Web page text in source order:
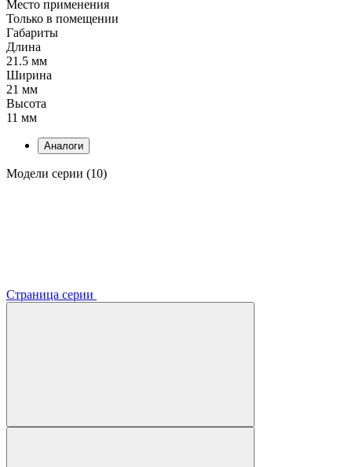
Место применения
Только в помещении
Габариты
Длина
21.5 мм
Ширина
21 мм
Высота
11 мм
Аналоги
Модели серии (10)
Страница серии